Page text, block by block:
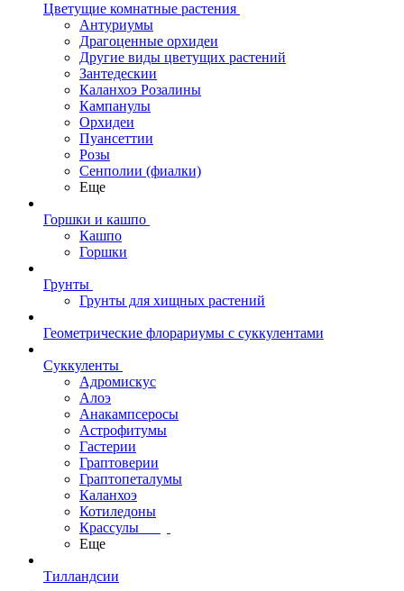
Цветущие комнатные растения
Антуриумы
Драгоценные орхидеи
Другие виды цветущих растений
Зантедескии
Каланхоэ Розалины
Кампанулы
Орхидеи
Пуансеттии
Розы
Сенполии (фиалки)
Еще
Горшки и кашпо
Кашпо
Горшки
Грунты
Грунты для хищных растений
Геометрические флорариумы с суккулентами
Суккуленты
Адромискус
Алоэ
Анакампсеросы
Астрофитумы
Гастерии
Граптоверии
Граптопеталумы
Каланхоэ
Котиледоны
Крассулы
Еще
Тилландсии